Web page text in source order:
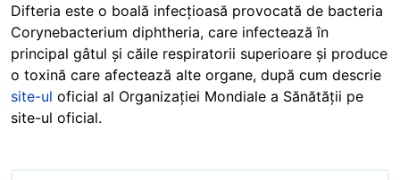
Difteria este o boală infecțioasă provocată de bacteria
Corynebacterium diphtheria, care infectează în
principal gâtul și căile respiratorii superioare și produce
o toxină care afectează alte organe, după cum descrie
site-ul oficial al Organizației Mondiale a Sănătății pe
site-ul oficial.